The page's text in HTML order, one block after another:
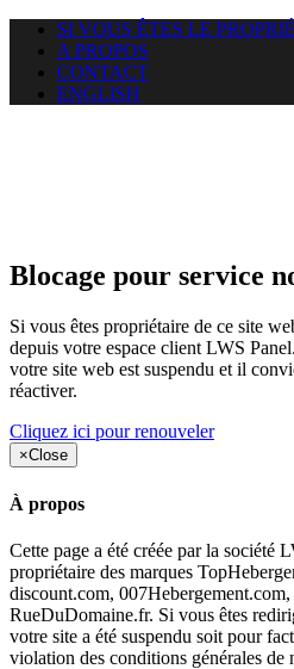
SI VOUS ÊTES LE
A PROPOS
CONTACT
ENGLISH
Blocage pour service
Si vous êtes propriétaire de ce site
depuis votre espace client LWS
votre site web est suspendu et il
réactiver.
Cliquez ici pour renouveler
×Close
À propos
Cette page a été créée par la société
propriétaire des marques
discount.com,
RueDuDomaine.fr. Si vous êtes
votre site a été suspendu soit pour
violation des conditions générales de